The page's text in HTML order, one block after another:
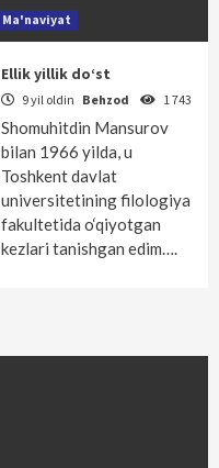
Ma'naviyat
Ellik yillik do‘st
9 yil oldin Behzod 1 743
Shomuhitdin Mansurov
bilan 1966 yilda, u
Toshkent davlat
universitetining filologiya
fakultetida o‘qiyotgan
kezlari tanishgan edim….